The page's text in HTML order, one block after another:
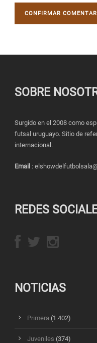
SOBRE
Surgido en el 2008 como
futsal uruguayo. Sitio de
internacional.
Email :
REDES
NOTICIAS
Primera (1.402)
Juveniles (374)